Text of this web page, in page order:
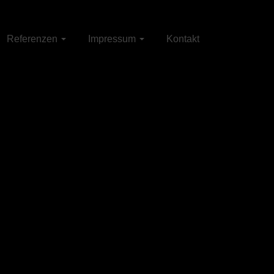
Referenzen Impressum Kontakt